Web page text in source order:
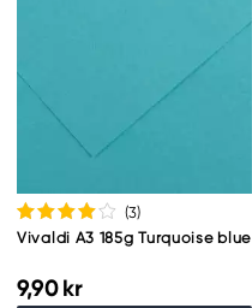
(3)
Vivaldi A3 185g Turquoise blue
9,90 kr